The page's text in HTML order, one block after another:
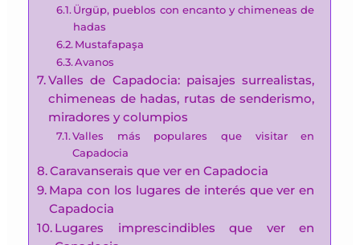
Ürgüp, pueblos con encanto y chimeneas de
hadas
Mustafapaşa
Avanos
Valles de Capadocia: paisajes surrealistas,
chimeneas de hadas, rutas de senderismo,
miradores y columpios
Valles más populares que visitar en
Capadocia
Caravanserais que ver en Capadocia
Mapa con los lugares de interés que ver en
Capadocia
Lugares imprescindibles que ver en